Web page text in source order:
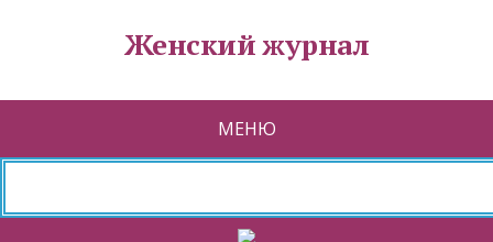
Женский журнал
МЕНЮ